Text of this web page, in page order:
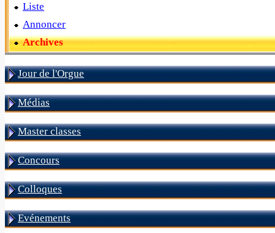
Liste
Annoncer
Archives
Jour de l'Orgue
Médias
Master classes
Concours
Colloques
Evénements